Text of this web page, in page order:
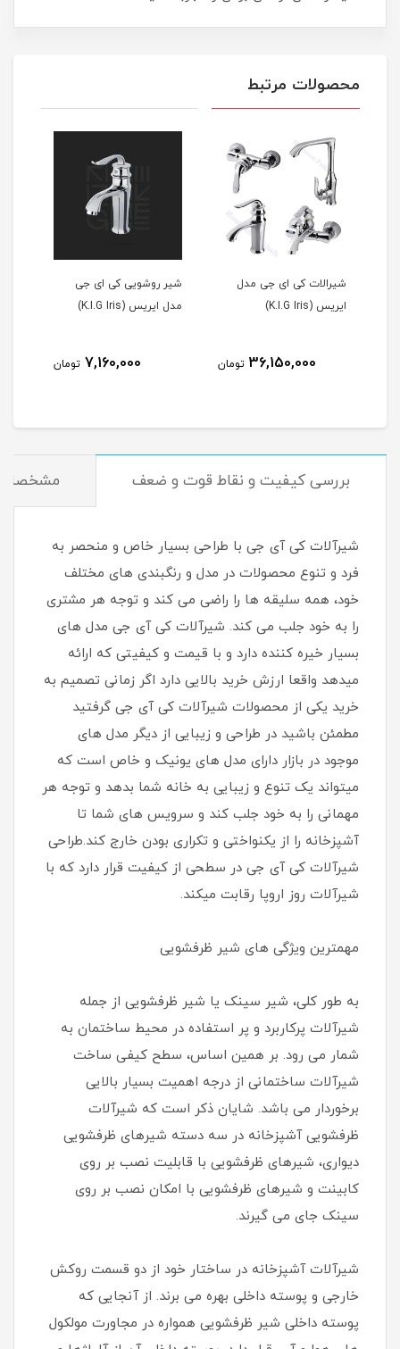
محصولات مرتبط
شیرالات کی ای جی مدل
ایریس (K.I.G Iris)
36,150,000 تومان
شیر روشویی کی ای جی
مدل ایریس (K.I.G Iris)
7,160,000 تومان
بررسی کیفیت و نقاط قوت و ضعف
شیرآلات کی آی جی با طراحی بسیار خاص و منحصر به
فرد و تنوع محصولات در مدل و رنگبندی های مختلف
خود، همه سلیقه ها را راضی می کند و توجه هر مشتری
را به خود جلب می کند. شیرآلات کی آی جی مدل های
بسیار خیره کننده دارد و با قیمت و کیفیتی که ارائه
میدهد واقعا ارزش خرید بالایی دارد اگر زمانی تصمیم به
خرید یکی از محصولات شیرآلات کی آی جی گرفتید
مطمئن باشید در طراحی و زیبایی از دیگر مدل های
موجود در بازار دارای مدل های یونیک و خاص است که
میتواند یک تنوع و زیبایی به خانه شما بدهد و توجه هر
مهمانی را به خود جلب کند و سرویس های شما تا
آشپزخانه را از یکنواختی و تکراری بودن خارج کند.طراحی
شیرآلات کی آی جی در سطحی از کیفیت قرار دارد که با
شیرآلات روز اروپا رقابت میکند.
مهمترین ویژگی های شیر ظرفشویی
به طور کلی، شیر سینک یا شیر ظرفشویی از جمله
شیرآلات پرکاربرد و پر استفاده در محیط ساختمان به
شمار می رود. بر همین اساس، سطح کیفی ساخت
شیرآلات ساختمانی از درجه اهمیت بسیار بالایی
برخوردار می باشد. شایان ذکر است که شیرآلات
ظرفشویی آشپزخانه در سه دسته شیرهای ظرفشویی
دیواری، شیرهای ظرفشویی با قابلیت نصب بر روی
کابینت و شیرهای ظرفشویی با امکان نصب بر روی
سینک جای می گیرند.
شیرآلات آشپزخانه در ساختار خود از دو قسمت روکش
خارجی و پوسته داخلی بهره می برند. از آنجایی که
پوسته داخلی شیر ظرفشویی همواره در مجاورت مولکول